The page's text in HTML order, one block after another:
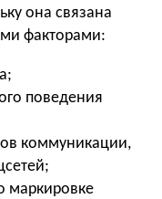
она связана
факторами:
поведения
коммуникации,
маркировке